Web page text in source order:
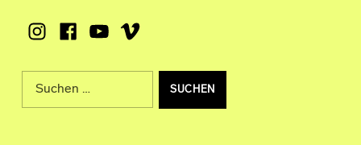
Instagram
Facebook
Youtube
Vimeo
Suche nach: